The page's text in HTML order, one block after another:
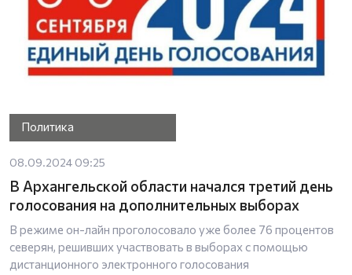
Политика
08.09.2024 09:25
В Архангельской области начался третий день
голосования на дополнительных выборах
В режиме он-лайн проголосовало уже более 76 процентов
северян, решивших участвовать в выборах с помощью
дистанционного электронного голосования